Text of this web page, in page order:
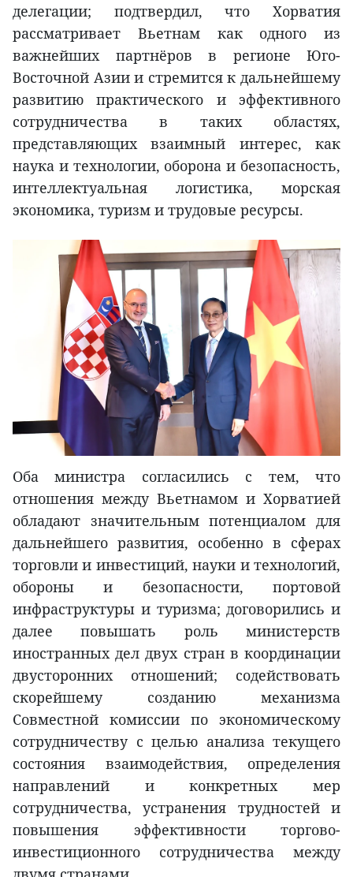
делегации; подтвердил, что Хорватия
рассматривает Вьетнам как одного из
важнейших партнёров в регионе Юго-
Восточной Азии и стремится к дальнейшему
развитию практического и эффективного
сотрудничества в таких областях,
представляющих взаимный интерес, как
наука и технологии, оборона и безопасность,
интеллектуальная логистика, морская
экономика, туризм и трудовые ресурсы.
Оба министра согласились с тем, что
отношения между Вьетнамом и Хорватией
обладают значительным потенциалом для
дальнейшего развития, особенно в сферах
торговли и инвестиций, науки и технологий,
обороны и безопасности, портовой
инфраструктуры и туризма; договорились и
далее повышать роль министерств
иностранных дел двух стран в координации
двусторонних отношений; содействовать
скорейшему созданию механизма
Совместной комиссии по экономическому
сотрудничеству с целью анализа текущего
состояния взаимодействия, определения
направлений и конкретных мер
сотрудничества, устранения трудностей и
повышения эффективности торгово-
инвестиционного сотрудничества между